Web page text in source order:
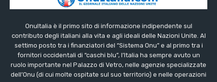
OnuItalia è il primo sito di informazione indipendente sul
contributo degli italiani alla vita e agli ideali delle Nazioni Unite. Al
settimo posto tra i finanziatori del “Sistema Onu” e al primo tra i
fornitori occidentali di “caschi blu”, l’Italia ha sempre avuto un
ruolo importante nel Palazzo di Vetro, nelle agenzie specializzate
dell’Onu (di cui molte ospitate sul suo territorio) e nelle operazioni